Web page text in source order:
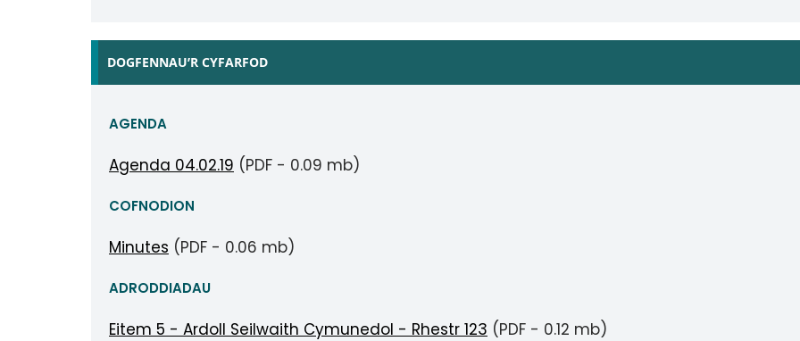
DOGFENNAU’R CYFARFOD
AGENDA
Agenda 04.02.19 (PDF - 0.09 mb)
COFNODION
Minutes (PDF - 0.06 mb)
ADRODDIADAU
Eitem 5 - Ardoll Seilwaith Cymunedol - Rhestr 123 (PDF - 0.12 mb)